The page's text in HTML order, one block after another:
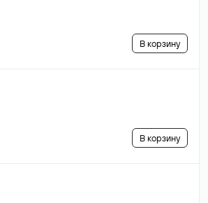
В корзину
В корзину